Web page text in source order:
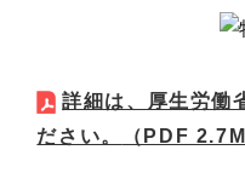
詳細は、厚生労働
ださい。
（PDF